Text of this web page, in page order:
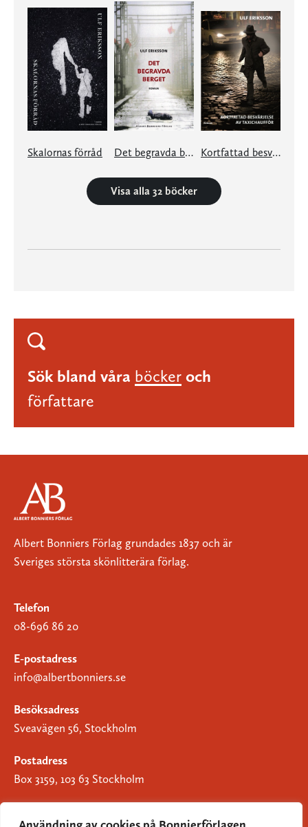
Skalornas förråd Det begravda berget Kortfattad besvärjelse av taxichaufför
Visa alla 32 böcker
Sök bland våra böcker och
författare
Albert Bonniers Förlag grundades 1837 och är
Sveriges största skönlitterära förlag.
Telefon
08-696 86 20
E-postadress
info@albertbonniers.se
Besöksadress
Sveavägen 56, Stockholm
Postadress
Box 3159, 103 63 Stockholm